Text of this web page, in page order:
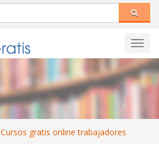
Cursos gratis online trabajadores